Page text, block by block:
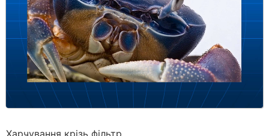
Харчування крізь фільтр